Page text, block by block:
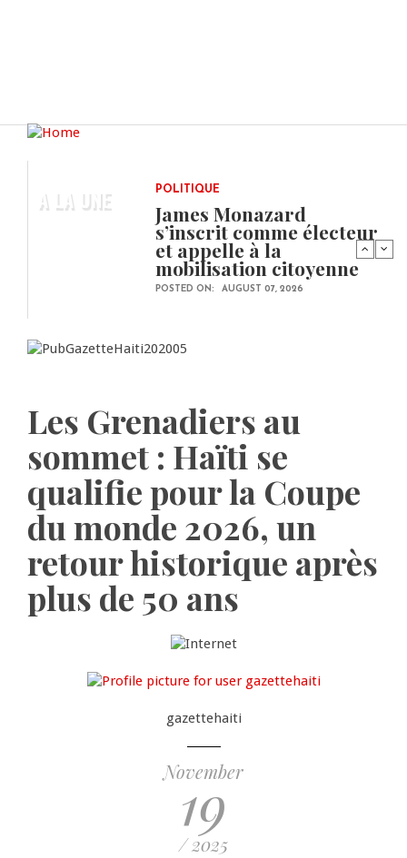
A LA UNE POLITIQUE
James Monazard
s’inscrit comme électeur
et appelle à la
mobilisation citoyenne
POSTED ON: AUGUST 07, 2026
Les Grenadiers au
sommet : Haïti se
qualifie pour la Coupe
du monde 2026, un
retour historique après
plus de 50 ans
gazettehaiti
November
19
/ 2025